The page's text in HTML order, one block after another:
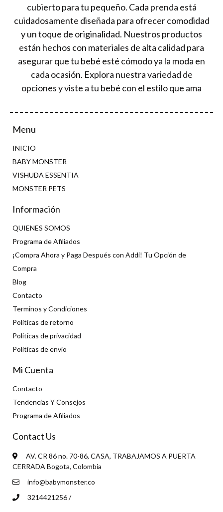
cubierto para tu pequeño. Cada prenda está
cuidadosamente diseñada para ofrecer comodidad
y un toque de originalidad. Nuestros productos
están hechos con materiales de alta calidad para
asegurar que tu bebé esté cómodo ya la moda en
cada ocasión. Explora nuestra variedad de
opciones y viste a tu bebé con el estilo que ama
Menu
INICIO
BABY MONSTER
VISHUDA ESSENTIA
MONSTER PETS
Información
QUIENES SOMOS
Programa de Afiliados
¡Compra Ahora y Paga Después con Addi! Tu Opción de
Compra
Blog
Contacto
Terminos y Condiciones
Politicas de retorno
Politicas de privacidad
Políticas de envío
Mi Cuenta
Contacto
Tendencias Y Consejos
Programa de Afiliados
Contact Us
AV. CR 86 no. 70-86, CASA, TRABAJAMOS A PUERTA
CERRADA Bogota, Colombia
info@babymonster.co
3214421256 /